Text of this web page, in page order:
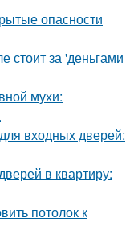
опасности
стоит за 'деньгами
мухи:
входных дверей:
в квартиру:
потолок к